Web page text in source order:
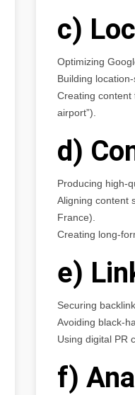
c)
Optimizing
Building
Creating content
airport”).
d)
Producing high-
Aligning content
France).
Creating long-
e)
Securing
Avoiding black-
Using digital PR
f)